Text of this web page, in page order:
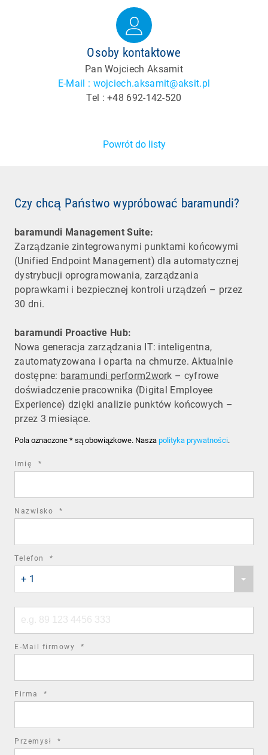
Osoby kontaktowe
Pan Wojciech Aksamit
E-Mail : wojciech.aksamit@aksit.pl
Tel : +48 692-142-520
Powrót do listy
Czy chcą Państwo wypróbować baramundi?
baramundi Management Suite:
Zarządzanie zintegrowanymi punktami końcowymi
(Unified Endpoint Management) dla automatycznej
dystrybucji oprogramowania, zarządzania
poprawkami i bezpiecznej kontroli urządzeń – przez
30 dni.
baramundi Proactive Hub:
Nowa generacja zarządzania IT: inteligentna,
zautomatyzowana i oparta na chmurze. Aktualnie
dostępne: baramundi perform2work – cyfrowe
doświadczenie pracownika (Digital Employee
Experience) dzięki analizie punktów końcowych –
przez 3 miesiące.
Pola oznaczone * są obowiązkowe. Nasza polityka prywatności.
Imię *
Nazwisko *
Telefon *
country
code
+ 1
number
E-Mail firmowy *
Firma *
Przemysł *